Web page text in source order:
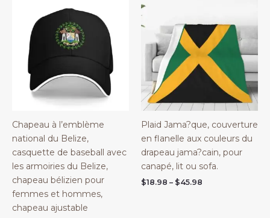
Chapeau à l’emblème
national du Belize,
casquette de baseball avec
les armoiries du Belize,
chapeau bélizien pour
femmes et hommes,
chapeau ajustable
Plaid Jama?que, couverture
en flanelle aux couleurs du
drapeau jama?cain, pour
canapé, lit ou sofa.
$18.98 – $45.98